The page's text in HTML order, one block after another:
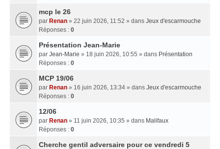
mcp le 26
par Renan » 22 juin 2026, 11:52 » dans Jeux d'escarmouche
Réponses : 0
Présentation Jean-Marie
par Jean-Marie » 18 juin 2026, 10:55 » dans Présentation
Réponses : 0
MCP 19/06
par Renan » 16 juin 2026, 13:34 » dans Jeux d'escarmouche
Réponses : 0
12/06
par Renan » 11 juin 2026, 10:35 » dans Malifaux
Réponses : 0
Cherche gentil adversaire pour ce vendredi 5